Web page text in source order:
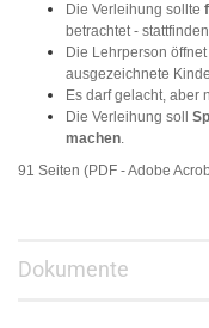
Die Verleihung sollte
betrachtet -
Die Lehrperson
ausgezeichnete
Es darf gelacht, aber
Die Verleihung soll
machen.
91 Seiten (PDF - Adobe
Dokumente